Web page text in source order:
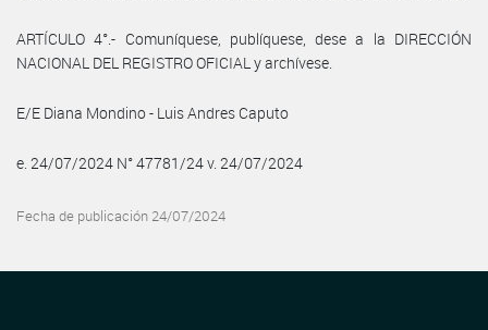
ARTÍCULO 4°.- Comuníquese, publíquese, dese a la DIRECCIÓN
NACIONAL DEL REGISTRO OFICIAL y archívese.
E/E Diana Mondino - Luis Andres Caputo
e. 24/07/2024 N° 47781/24 v. 24/07/2024
Fecha de publicación 24/07/2024